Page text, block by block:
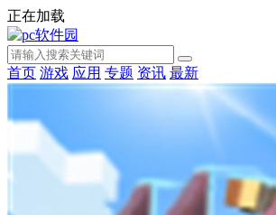
正在加载
首页 游戏 应用 专题 资讯 最新